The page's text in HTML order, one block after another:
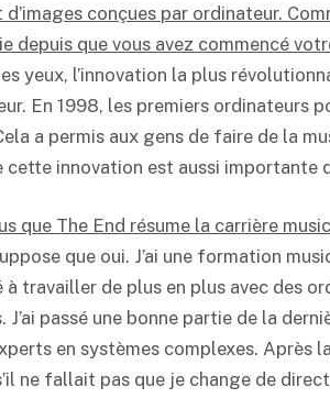
d’images conçues par ordinateur.
depuis que vous avez commencé
yeux, l’innovation la plus
En 1998, les premiers ordinateurs
a permis aux gens de faire de la
cette innovation est aussi importante
que The End résume la carrière
que oui. J’ai une formation
à travailler de plus en plus avec des
J’ai passé une bonne partie de la
en systèmes complexes. Après
ne fallait pas que je change de